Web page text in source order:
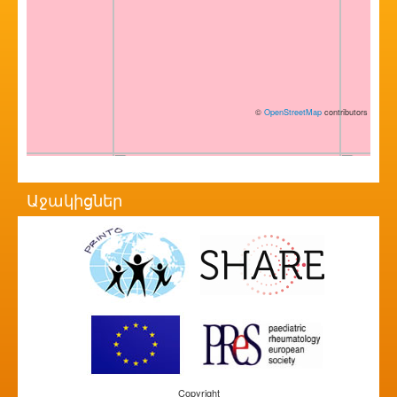
© OpenStreetMap contributors
Աջակիցներ
Copyright